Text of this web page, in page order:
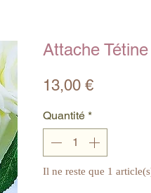
Attache
13,00 €Prix
Quantité *
Il ne reste que 1